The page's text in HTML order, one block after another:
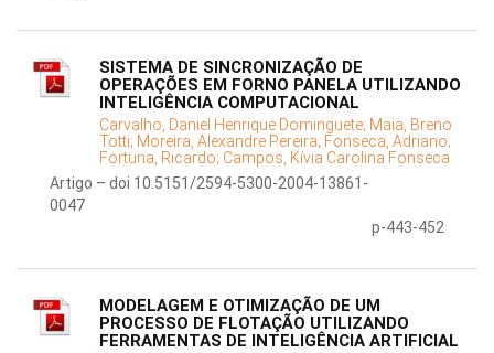
SISTEMA DE SINCRONIZAÇÃO DE
OPERAÇÕES EM FORNO PANELA UTILIZANDO
INTELIGÊNCIA COMPUTACIONAL
Carvalho, Daniel Henrique Dominguete; Maia, Breno
Totti; Moreira, Alexandre Pereira; Fonseca, Adriano;
Fortuna, Ricardo; Campos, Kívia Carolina Fonseca
Artigo – doi 10.5151/2594-5300-2004-13861-
0047
p-443-452
MODELAGEM E OTIMIZAÇÃO DE UM
PROCESSO DE FLOTAÇÃO UTILIZANDO
FERRAMENTAS DE INTELIGÊNCIA ARTIFICIAL